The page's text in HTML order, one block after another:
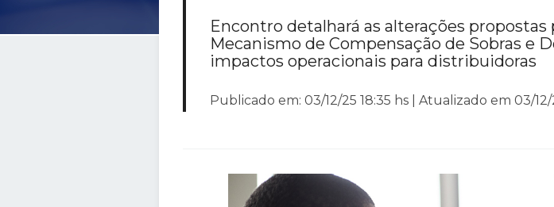
Encontro detalhará as alterações propostas
Mecanismo de Compensação de Sobras e
impactos operacionais para distribuidoras
Publicado em: 03/12/25 18:35 hs | Atualizado em 03/12/